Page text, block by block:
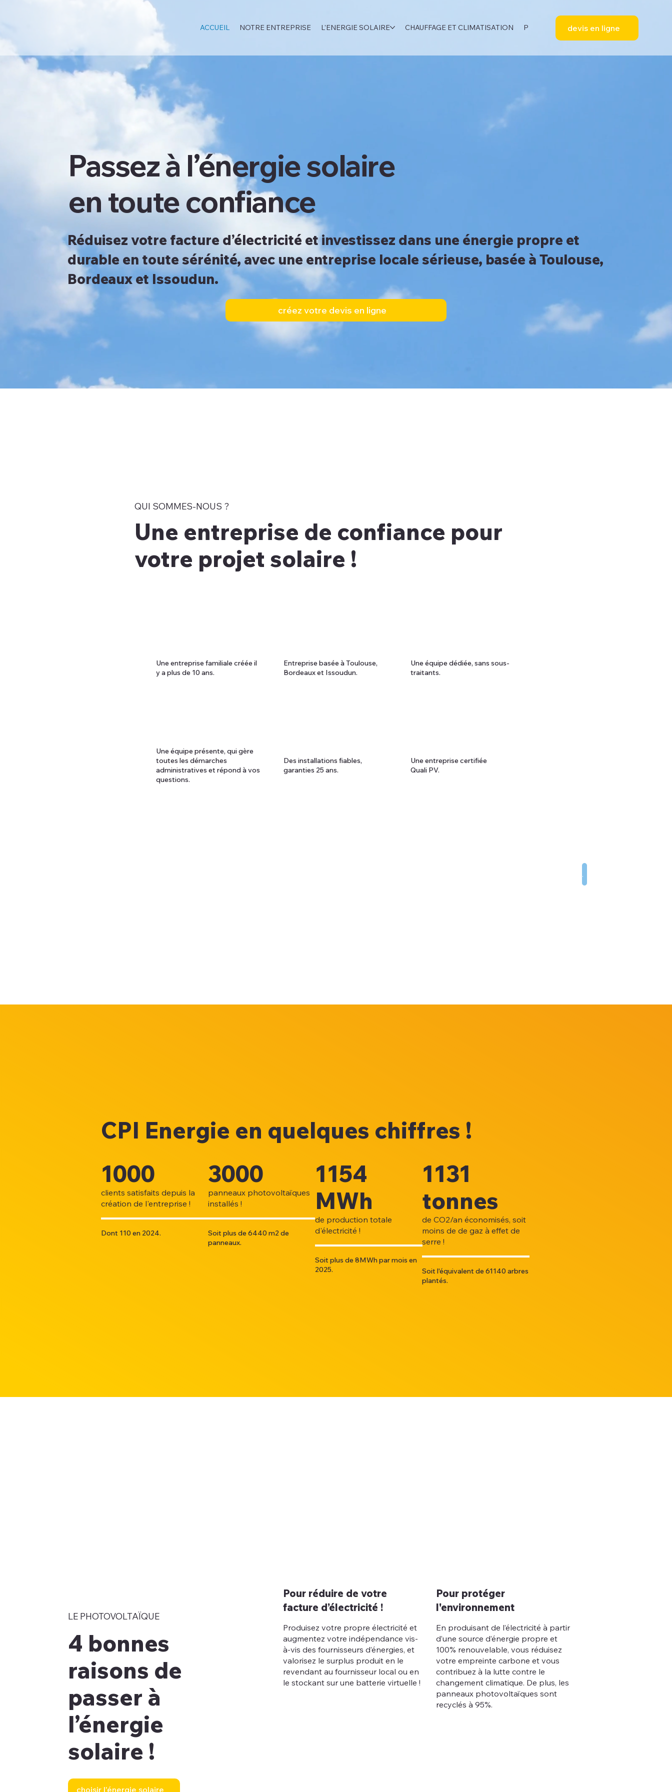
ACCUEIL NOTRE ENTREPRISE L'ENERGIE SOLAIRE CHAUFFAGE ET CLIMATISATION PROFESSIONNELSdevis en ligne
Passez à l’énergie solaire
en toute confiance
Réduisez votre facture d’électricité et investissez dans une énergie propre et
durable en toute sérénité, avec une entreprise locale sérieuse, basée à Toulouse,
Bordeaux et Issoudun.
créez votre devis en ligne
QUI SOMMES-NOUS ?
Une entreprise de confiance pour
votre projet solaire !
Une entreprise familiale créée il
y a plus de 10 ans.
Entreprise basée à Toulouse,
Bordeaux et Issoudun.
Une équipe dédiée, sans sous-
traitants.
Une équipe présente, qui gère
toutes les démarches
administratives et répond à vos
questions.
Des installations fiables,
garanties 25 ans.
Une entreprise certifiée
Quali PV.
tout savoir sur notre entreprise
CPI Energie en quelques chiffres !
1000
clients satisfaits depuis la
création de l'entreprise !
Dont 110 en 2024.
3000
panneaux photovoltaïques
installés !
Soit plus de 6440 m2 de
panneaux.
1154
MWh
de production totale
d'électricité !
Soit plus de 8MWh par mois en
2025.
1131
tonnes
de CO2/an économisés, soit
moins de de gaz à effet de
serre !
Soit l'équivalent de 61140 arbres
plantés.
LE PHOTOVOLTAÏQUE
4 bonnes
raisons de
passer à
l’énergie
solaire !
choisir l'énergie solaire
Pour réduire de votre
facture d’électricité !
Produisez votre propre électricité et
augmentez votre indépendance vis-
à-vis des fournisseurs d’énergies, et
valorisez le surplus produit en le
revendant au fournisseur local ou en
le stockant sur une batterie virtuelle !
Pour protéger
l'environnement
En produisant de l’électricité à partir
d’une source d’énergie propre et
100% renouvelable, vous réduisez
votre empreinte carbone et vous
contribuez à la lutte contre le
changement climatique. De plus, les
panneaux photovoltaïques sont
recyclés à 95%.